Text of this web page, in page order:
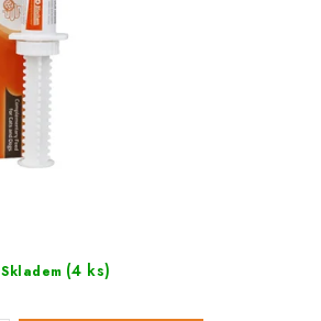
Skladem (4 ks)